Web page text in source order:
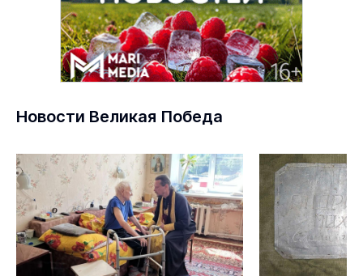
Новости Великая Победа